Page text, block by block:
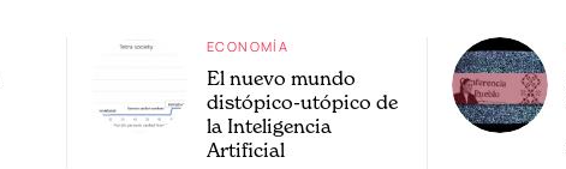
ECONOMÍA
El nuevo mundo
distópico-utópico de
la Inteligencia
Artificial